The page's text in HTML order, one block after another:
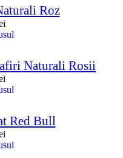
Roz
Naturali Rosii
Red Bull